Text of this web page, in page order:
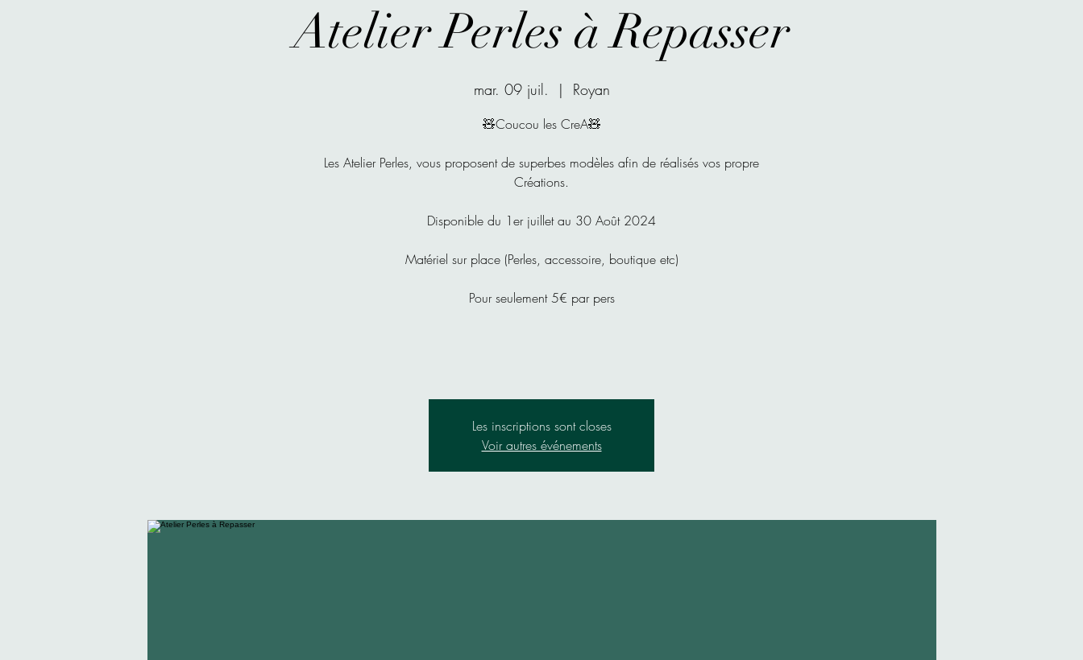
Atelier Perles à Repasser
mar. 09 juil.
  |
Royan
🧸Coucou les CreA🧸
Les Atelier Perles, vous proposent de superbes modèles afin de réalisés vos propre
Créations.
Disponible du 1er juillet au 30 Août 2024
Matériel sur place (Perles, accessoire, boutique etc)
Pour seulement 5€ par pers
Les inscriptions sont closes
Voir autres événements